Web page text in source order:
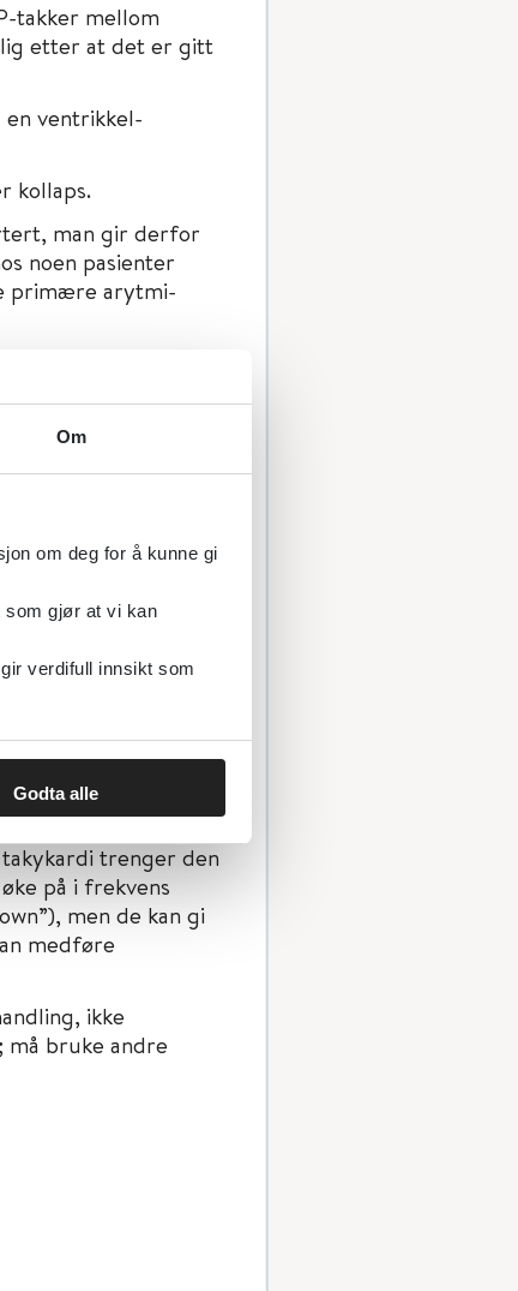
Om
om deg for å kunne gi
som gjør at vi kan
verdifull innsikt som
Godta alle
takker mellom
etter at det er gitt
ventrikkel-
kollaps.
man gir derfor
noen pasienter
primære arytmi-
QRS
P-takken
foci
trenger den
på i frekvens
men de kan gi
medføre
ikke
bruke andre